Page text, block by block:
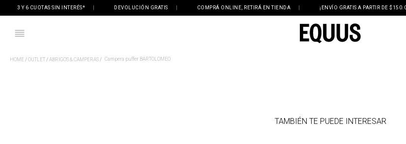
3 Y 6 CUOTAS SIN INTERÉS* | DEVOLUCIÓN GRATIS | COMPRÁ ONLINE, RETIRÁ EN TIENDA | ¡ENVÍO GRATIS A PARTIR DE $150.000!
OUTLET ABRIGOS & CAMPERAS Campera puffer BARTOLOMEO
TAMBIÉN TE PUEDE INTERESAR